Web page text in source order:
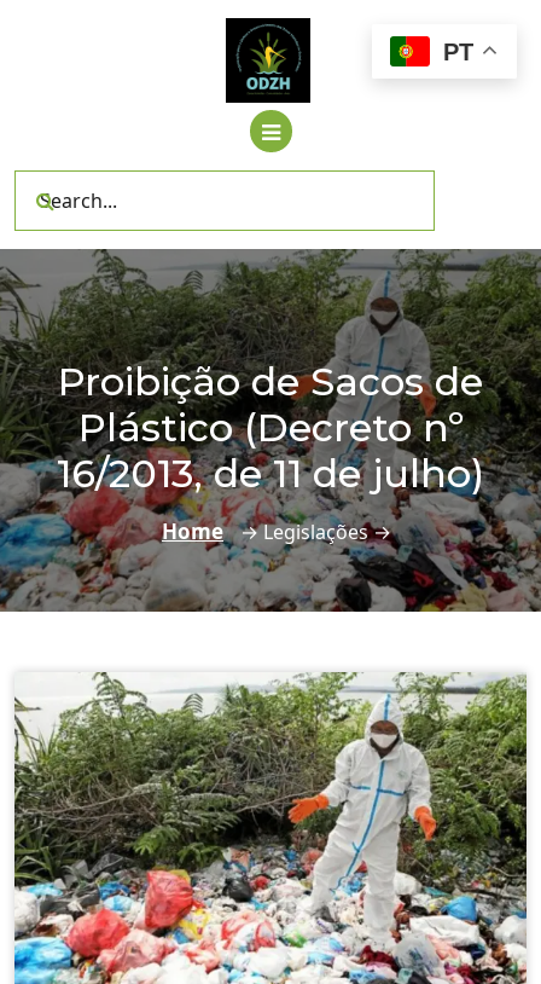
Proibição de Sacos de
Plástico (Decreto nº
16/2013, de 11 de julho)
Home → Legislações →
PT